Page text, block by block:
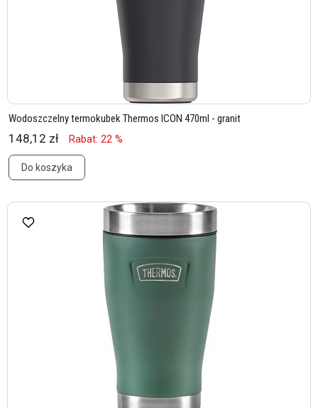
Wodoszczelny termokubek Thermos ICON 470ml - granit
148,12 zł Rabat: 22 %
Do koszyka